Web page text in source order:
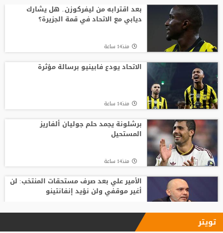
رابطة وطنية يعارض ترشيح القطري الخليفي
الكشف عن كواليس التعاقد مع مدرب
الاهلي الجديد
مدرب الأهلي الجديد ينذر بموسم صفري ..
بعد اقترابه من ليفركوزن.. هل يشارك
ديابي مع الاتحاد في قمة الجزيرة؟
منذ14 ساعة
الاتحاد يودع فابينيو برسالة مؤثرة
منذ14 ساعة
برشلونة يجمد حلم جوليان ألفاريز
المستحيل
منذ14 ساعة
الأمير علي بعد صرف مستحقات المنتخب: لن
أغير موقفي ولن نؤيد إنفانتينو
تويتر